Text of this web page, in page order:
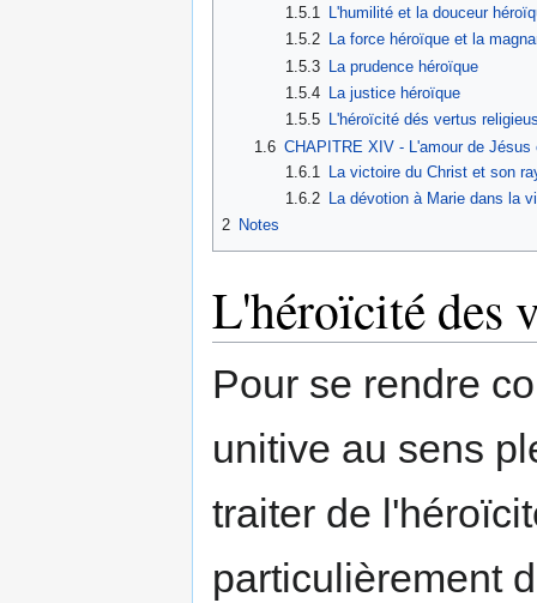
1.5.1 L'humilité et la douceur
1.5.2 La force héroïque et la
1.5.3 La prudence héroïque
1.5.4 La justice héroïque
1.5.5 L'héroïcité dés vertus
1.6 CHAPITRE XIV - L'amour de
1.6.1
La victoire du Christ et son
1.6.2 La dévotion à Marie dans la
2 Notes
L'héroïcité des
Pour se rendre
uni­tive au sens
traiter de
particulièrement